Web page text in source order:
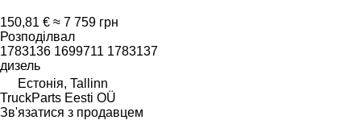
150,81 € ≈ 7 759 грн
Розподілвал
1783136 1699711 1783137
дизель
Естонія, Tallinn
TruckParts Eesti OÜ
Зв'язатися з продавцем